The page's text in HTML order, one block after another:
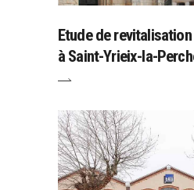
Etude de
à Saint-Yrieix-la-